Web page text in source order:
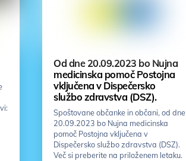
Od dne 20.09.2023 bo Nujna
medicinska pomoč Postojna
vključena v Dispečersko
službo zdravstva (DSZ).
Spoštovane občanke in občani, od dne
20.09.2023 bo Nujna medicinska
pomoč Postojna vključena v
Dispečersko službo zdravstva (DSZ).
Več si preberite na priloženem letaku.